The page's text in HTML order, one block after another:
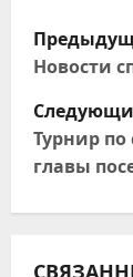
Н
а
в
и
г
а
Новости
Турнир
главы